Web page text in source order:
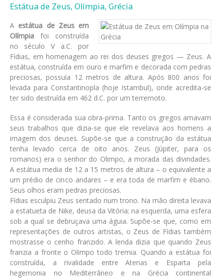
Estátua de Zeus, Olímpia, Grécia
A estátua de Zeus em
Olímpia foi construída
no século V a.C. por
Fídias, em homenagem ao rei dos deuses gregos — Zeus. A
estátua, construída em ouro e marfim e decorada com pedras
preciosas, possuía 12 metros de altura. Após 800 anos foi
levada para Constantinopla (hoje Istambul), onde acredita-se
ter sido destruída em 462 d.C. por um terremoto.
Essa é considerada sua obra-prima. Tanto os gregos amavam
seus trabalhos que dizia-se que ele revelava aos homens a
imagem dos deuses. Supõe-se que a construção da estátua
tenha levado cerca de oito anos. Zeus (Júpiter, para os
romanos) era o senhor do Olimpo, a morada das divindades.
A estátua media de 12 a 15 metros de altura – o equivalente a
um prédio de cinco andares – e era toda de marfim e ébano.
Seus olhos eram pedras preciosas.
Fídias esculpiu Zeus sentado num trono. Na mão direita levava
a estatueta de Nike, deusa da Vitória; na esquerda, uma esfera
sob a qual se debruçava uma águia. Supõe-se que, como em
representações de outros artistas, o Zeus de Fídias também
mostrasse o cenho franzido. A lenda dizia que quando Zeus
franzia a fronte o Olimpo todo tremia. Quando a estátua foi
construída, a rivalidade entre Atenas e Esparta pela
hegemonia no Mediterrâneo e na Grécia continental